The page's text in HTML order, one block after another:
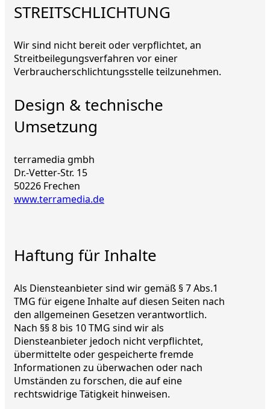
STREITSCHLICHTUNG
Wir sind nicht bereit oder verpflichtet, an
Streitbeilegungsverfahren vor einer
Verbraucherschlichtungsstelle teilzunehmen.
Design & technische
Umsetzung
terramedia gmbh
Dr.-Vetter-Str. 15
50226 Frechen
www.terramedia.de
Haftung für Inhalte
Als Diensteanbieter sind wir gemäß § 7 Abs.1
TMG für eigene Inhalte auf diesen Seiten nach
den allgemeinen Gesetzen verantwortlich.
Nach §§ 8 bis 10 TMG sind wir als
Diensteanbieter jedoch nicht verpflichtet,
übermittelte oder gespeicherte fremde
Informationen zu überwachen oder nach
Umständen zu forschen, die auf eine
rechtswidrige Tätigkeit hinweisen.